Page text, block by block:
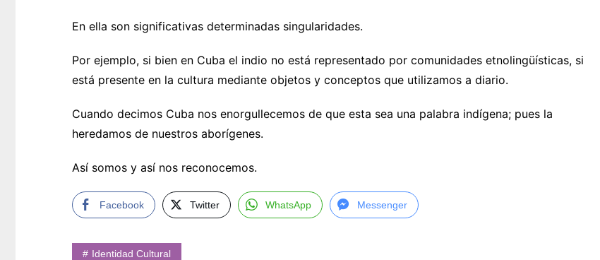
En ella son significativas determinadas singularidades.
Por ejemplo, si bien en Cuba el indio no está representado por comunidades etnolingüísticas, si
está presente en la cultura mediante objetos y conceptos que utilizamos a diario.
Cuando decimos Cuba nos enorgullecemos de que esta sea una palabra indígena; pues la
heredamos de nuestros aborígenes.
Así somos y así nos reconocemos.
Facebook Twitter WhatsApp Messenger
Identidad Cultural